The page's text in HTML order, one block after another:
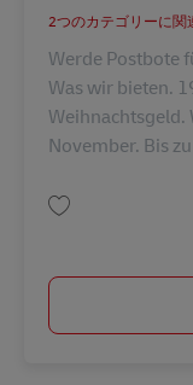
2つのカテゴリーに関
Werde Postbote
Was wir bieten.
Weihnachtsgeld.
November. Bis